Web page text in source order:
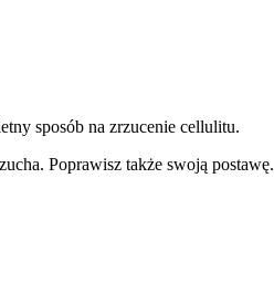
sposób na zrzucenie cellulitu.
Poprawisz także swoją postawę.